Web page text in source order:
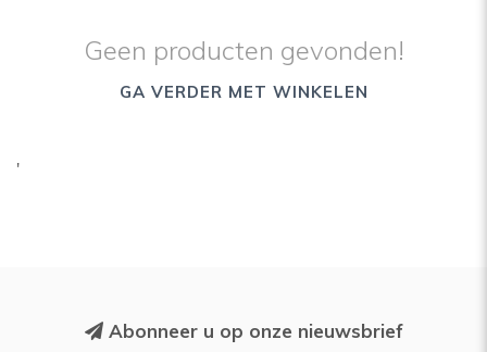
Geen producten gevonden!
GA VERDER MET WINKELEN
'
Abonneer u op onze nieuwsbrief